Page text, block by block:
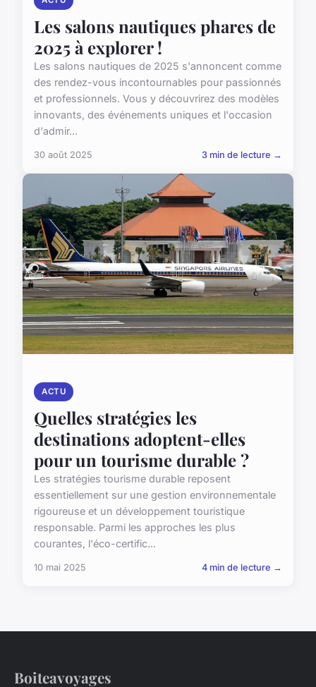
Les salons nautiques phares de
2025 à explorer !
Les salons nautiques de 2025 s'annoncent comme
des rendez-vous incontournables pour passionnés
et professionnels. Vous y découvrirez des modèles
innovants, des événements uniques et l'occasion
d'admir...
30 août 2025 3 min de lecture →
ACTU
Quelles stratégies les
destinations adoptent-elles
pour un tourisme durable ?
Les stratégies tourisme durable reposent
essentiellement sur une gestion environnementale
rigoureuse et un développement touristique
responsable. Parmi les approches les plus
courantes, l'éco-certific...
10 mai 2025 4 min de lecture →
Boiteavoyages